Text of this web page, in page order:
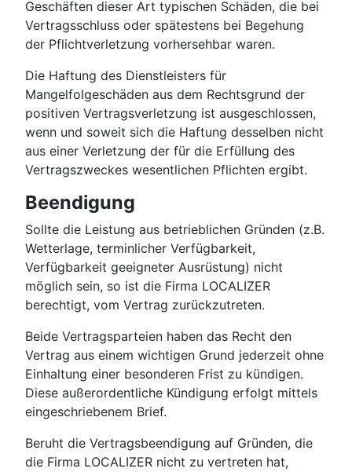
Geschäften dieser Art typischen Schäden, die bei
Vertragsschluss oder spätestens bei Begehung
der Pflichtverletzung vorhersehbar waren.
Die Haftung des Dienstleisters für
Mangelfolgeschäden aus dem Rechtsgrund der
positiven Vertragsverletzung ist ausgeschlossen,
wenn und soweit sich die Haftung desselben nicht
aus einer Verletzung der für die Erfüllung des
Vertragszweckes wesentlichen Pflichten ergibt.
Beendigung
Sollte die Leistung aus betrieblichen Gründen (z.B.
Wetterlage, terminlicher Verfügbarkeit,
Verfügbarkeit geeigneter Ausrüstung) nicht
möglich sein, so ist die Firma LOCALIZER
berechtigt, vom Vertrag zurückzutreten.
Beide Vertragsparteien haben das Recht den
Vertrag aus einem wichtigen Grund jederzeit ohne
Einhaltung einer besonderen Frist zu kündigen.
Diese außerordentliche Kündigung erfolgt mittels
eingeschriebenem Brief.
Beruht die Vertragsbeendigung auf Gründen, die
die Firma LOCALIZER nicht zu vertreten hat,